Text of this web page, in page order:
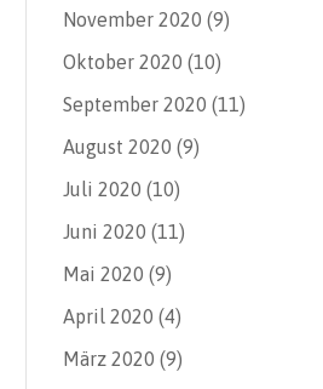
November 2020 (9)
Oktober 2020 (10)
September 2020 (11)
August 2020 (9)
Juli 2020 (10)
Juni 2020 (11)
Mai 2020 (9)
April 2020 (4)
März 2020 (9)